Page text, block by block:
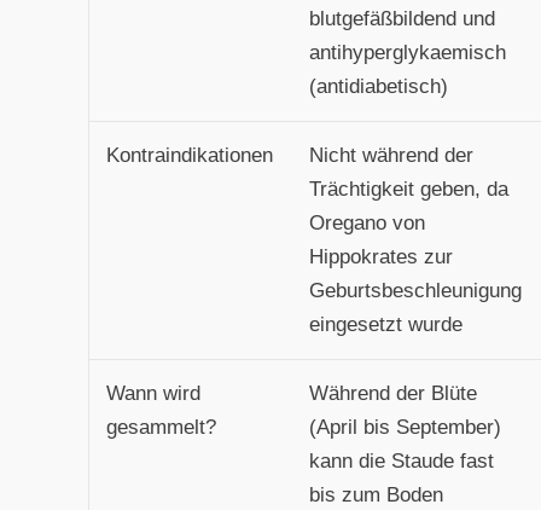
blutgefäßbildend und
antihyperglykaemisch
(antidiabetisch)
Kontraindikationen
Nicht während der
Trächtigkeit geben, da
Oregano von
Hippokrates zur
Geburtsbeschleunigung
eingesetzt wurde
Wann wird
gesammelt?
Während der Blüte
(April bis September)
kann die Staude fast
bis zum Boden